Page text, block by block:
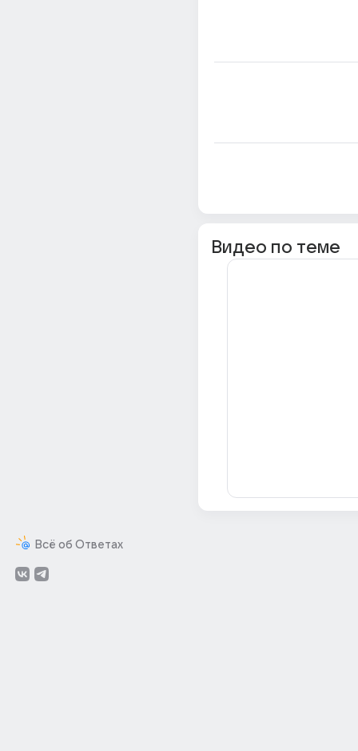
Всё об Ответах
Видео по теме